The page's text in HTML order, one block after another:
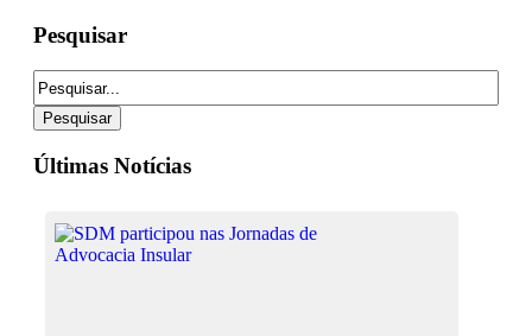
Pesquisar
Últimas Notícias